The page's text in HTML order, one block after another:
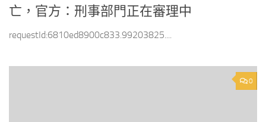
亡，官方：刑事部門正在審理中
requestId:6810ed8900c833.99203825....
0